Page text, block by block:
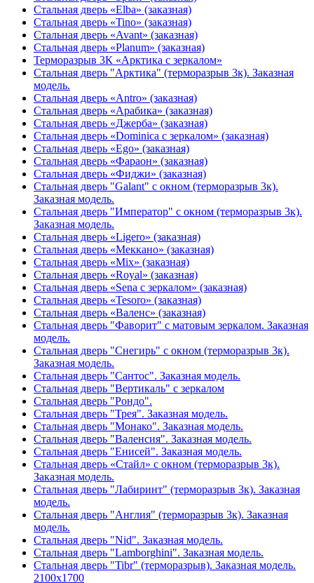
Стальная дверь «Elba» (заказная)
Стальная дверь «Tino» (заказная)
Стальная дверь «Avant» (заказная)
Стальная дверь «Planum» (заказная)
Терморазрыв 3К «Арктика с зеркалом»
Стальная дверь "Арктика" (терморазрыв 3к). Заказная
модель.
Стальная дверь «Antro» (заказная)
Стальная дверь «Арабика» (заказная)
Стальная дверь «Джерба» (заказная)
Стальная дверь «Dominica с зеркалом» (заказная)
Стальная дверь «Ego» (заказная)
Стальная дверь «Фараон» (заказная)
Стальная дверь «Фиджи» (заказная)
Стальная дверь "Galant" с окном (терморазрыв 3к).
Заказная модель.
Стальная дверь "Император" с окном (терморазрыв 3к).
Заказная модель.
Стальная дверь «Ligero» (заказная)
Стальная дверь «Меккано» (заказная)
Стальная дверь «Mix» (заказная)
Стальная дверь «Royal» (заказная)
Стальная дверь «Sena с зеркалом» (заказная)
Стальная дверь «Tesoro» (заказная)
Стальная дверь «Валенс» (заказная)
Стальная дверь "Фаворит" с матовым зеркалом. Заказная
модель.
Стальная дверь "Снегирь" с окном (терморазрыв 3к).
Заказная модель.
Стальная дверь "Сантос". Заказная модель.
Стальная дверь "Вертикаль" с зеркалом
Стальная дверь "Рондо".
Стальная дверь "Трея". Заказная модель.
Стальная дверь "Монако". Заказная модель.
Стальная дверь "Валенсия". Заказная модель.
Стальная дверь "Енисей". Заказная модель.
Стальная дверь «Стайл» с окном (терморазрыв 3к).
Заказная модель.
Стальная дверь "Лабиринт" (терморазрыв 3к). Заказная
модель.
Стальная дверь "Англия" (терморазрыв 3к). Заказная
модель.
Стальная дверь "Nid". Заказная модель.
Стальная дверь "Lamborghini". Заказная модель.
Стальная дверь "Tibr" (терморазрыв). Заказная модель.
2100х1700